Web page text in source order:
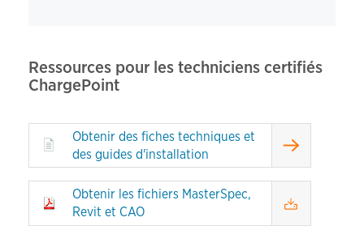
Ressources pour les techniciens certifiés
ChargePoint
Obtenir des fiches techniques et
des guides d'installation
Obtenir les fichiers MasterSpec,
Revit et CAO